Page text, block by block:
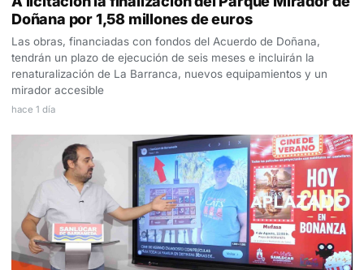
Doñana por 1,58 millones de euros
Las obras, financiadas con fondos del Acuerdo de Doñana,
tendrán un plazo de ejecución de seis meses e incluirán la
renaturalización de La Barranca, nuevos equipamientos y un
mirador accesible
hace 1 día